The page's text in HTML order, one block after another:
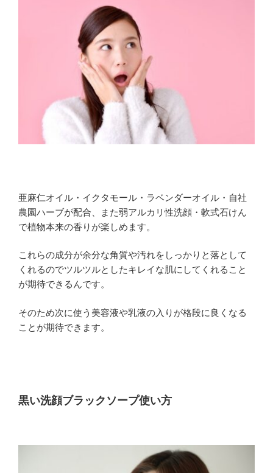
亜麻仁オイル・イクタモール・ラベンダーオイル・自社
農園ハーブが配合、また弱アルカリ性洗顔・軟式石けん
で植物本来の香りが楽しめます。
これらの成分が余分な角質や汚れをしっかりと落として
くれるのでツルツルとしたキレイな肌にしてくれること
が期待できるんです。
そのため次に使う美容液や乳液の入りが格段に良くなる
ことが期待できます。
黒い洗顔ブラックソープ使い方